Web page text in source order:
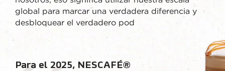
global para marcar una verdadera diferencia y
desbloquear el verdadero pod
Para el 2025, NESCAFÉ®